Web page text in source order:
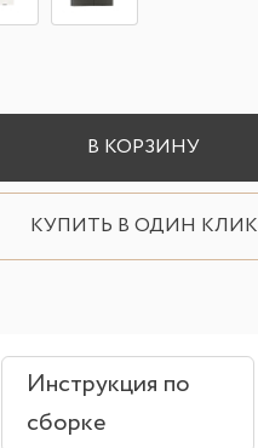
В КОРЗИНУ
КУПИТЬ В ОДИН КЛИК
Инструкция по
сборке